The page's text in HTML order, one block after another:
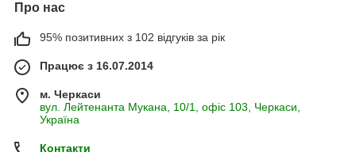
Про нас
95% позитивних з 102 відгуків за рік
Працює з 16.07.2014
м. Черкаси
вул. Лейтенанта Мукана, 10/1, офіс 103, Черкаси,
Україна
Контакти